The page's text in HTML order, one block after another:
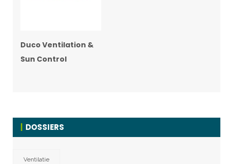
Duco Ventilation &
Sun Control
DOSSIERS
Ventilatie